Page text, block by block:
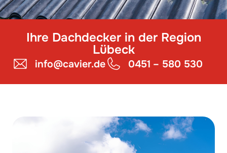
Ihre Dachdecker in der Region
Lübeck
info@cavier.de 0451 – 580 530